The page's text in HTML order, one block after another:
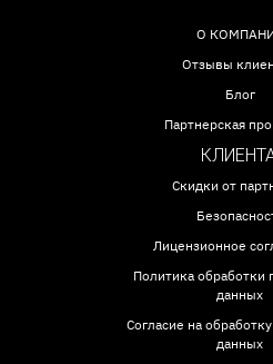
О
Отзывы
Блог
Партнерская
Скидки от
Лицензионное
Политика обработки
данных
Согласие на
данных